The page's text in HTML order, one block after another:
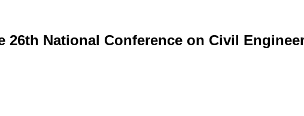
26th National Conference on Civil